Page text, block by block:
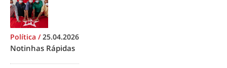
Política /25.04.2026
Notinhas Rápidas